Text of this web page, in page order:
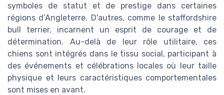
symboles de statut et de prestige dans certaines
régions d’Angleterre. D'autres, comme le staffordshire
bull terrier, incarnent un esprit de courage et de
détermination. Au-delà de leur rôle utilitaire, ces
chiens sont intégrés dans le tissu social, participant à
des événements et célébrations locales où leur taille
physique et leurs caractéristiques comportementales
sont mises en avant.